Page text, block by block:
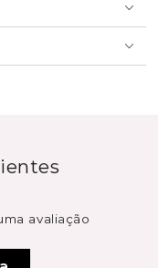
avaliação